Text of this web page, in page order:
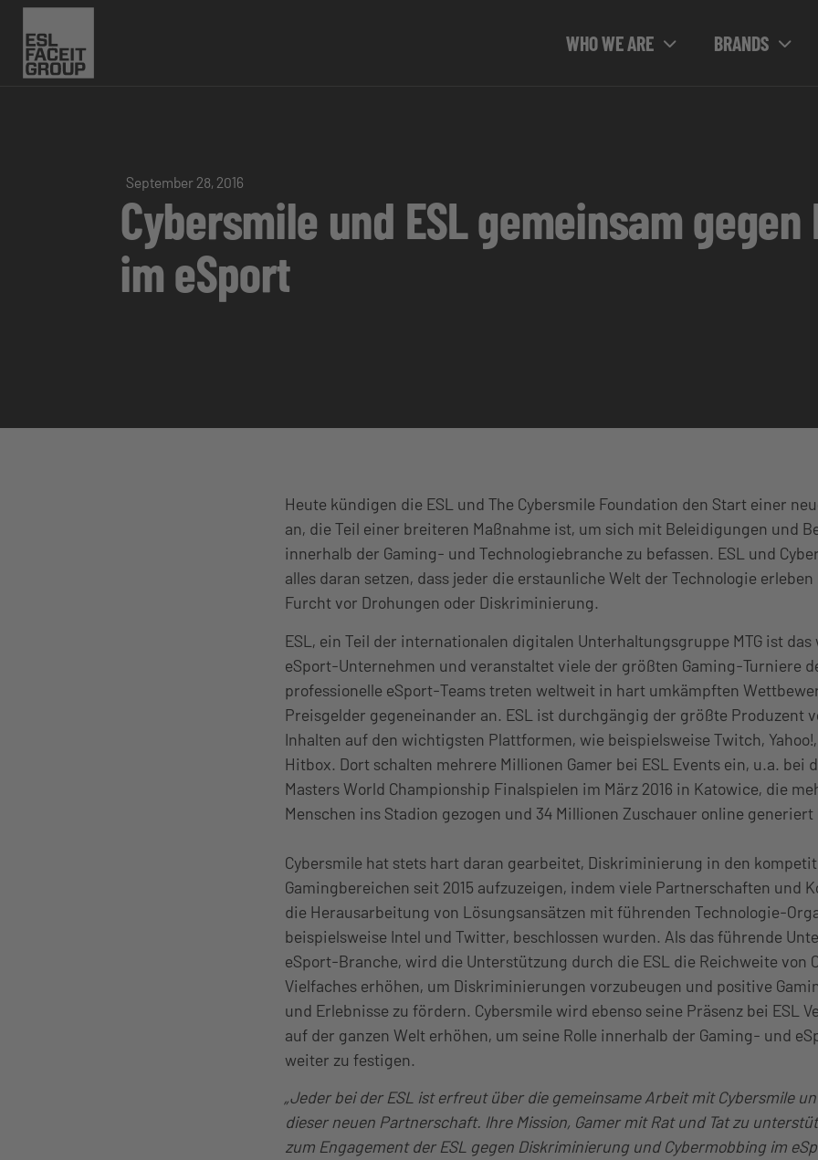
WHO WE ARE BRANDS
September 28, 2016
Cybersmile und ESL gemeinsam
im eSport
Heute kündigen die ESL und The Cybersmile Foundation den Start einer
an, die Teil einer breiteren Maßnahme ist, um sich mit Beleidigungen und
innerhalb der Gaming- und Technologiebranche zu befassen. ESL und
alles daran setzen, dass jeder die erstaunliche Welt der Technologie erleben
Furcht vor Drohungen oder Diskriminierung.
ESL, ein Teil der internationalen digitalen Unterhaltungsgruppe MTG ist
eSport-Unternehmen und veranstaltet viele der größten Gaming-Turniere
professionelle eSport-Teams treten weltweit in hart umkämpften
Preisgelder gegeneinander an. ESL ist durchgängig der größte Produzent
Inhalten auf den wichtigsten Plattformen, wie beispielsweise Twitch,
Hitbox. Dort schalten mehrere Millionen Gamer bei ESL Events ein, u.a. bei
Masters World Championship Finalspielen im März 2016 in Katowice, die
Menschen ins Stadion gezogen und 34 Millionen Zuschauer online generiert
Cybersmile hat stets hart daran gearbeitet, Diskriminierung in den
Gamingbereichen seit 2015 aufzuzeigen, indem viele Partnerschaften und
die Herausarbeitung von Lösungsansätzen mit führenden Technologie-
beispielsweise Intel und Twitter, beschlossen wurden. Als das führende
eSport-Branche, wird die Unterstützung durch die ESL die Reichweite von
Vielfaches erhöhen, um Diskriminierungen vorzubeugen und positive
und Erlebnisse zu fördern. Cybersmile wird ebenso seine Präsenz bei ESL
auf der ganzen Welt erhöhen, um seine Rolle innerhalb der Gaming- und
weiter zu festigen.
„Jeder bei der ESL ist erfreut über die gemeinsame Arbeit mit Cybersmile
dieser neuen Partnerschaft. Ihre Mission, Gamer mit Rat und Tat zu
zum Engagement der ESL gegen Diskriminierung und Cybermobbing im